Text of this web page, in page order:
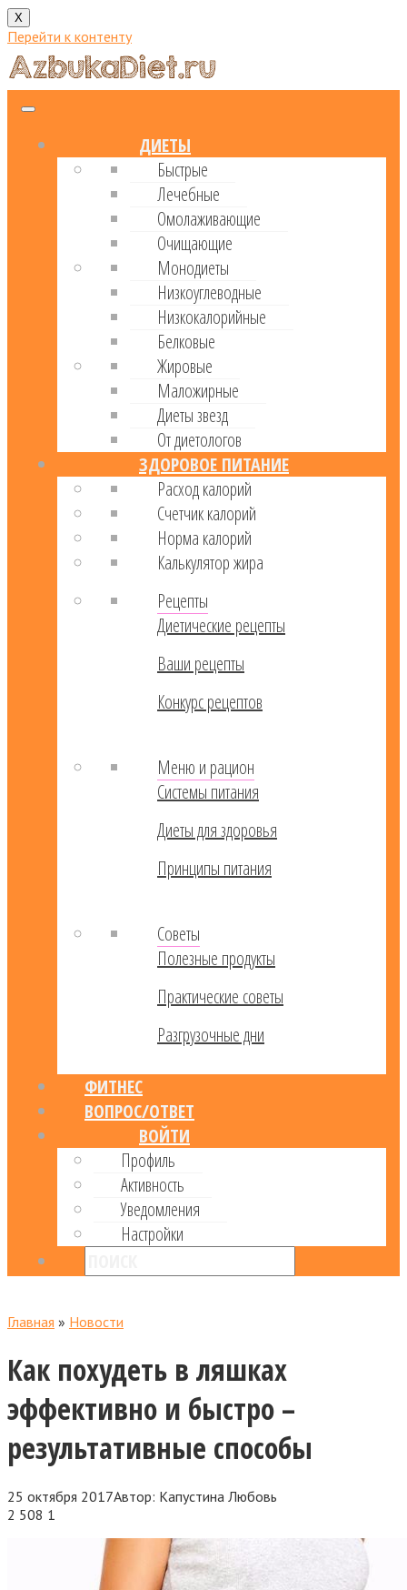
X
Перейти к контенту
ДИЕТЫ
Быстрые
Лечебные
Омолаживающие
Очищающие
Монодиеты
Низкоуглеводные
Низкокалорийные
Белковые
Жировые
Маложирные
Диеты звезд
От диетологов
ЗДОРОВОЕ ПИТАНИЕ
Расход калорий
Cчетчик калорий
Норма калорий
Калькулятор жира
Рецепты
Диетические рецепты
Ваши рецепты
Конкурс рецептов
Меню и рацион
Системы питания
Диеты для здоровья
Принципы питания
Советы
Полезные продукты
Практические советы
Разгрузочные дни
ФИТНЕС
ВОПРОС/ОТВЕТ
ВОЙТИ
Профиль
Активность
Уведомления
Настройки
Главная » Новости
Как похудеть в ляшках
эффективно и быстро –
результативные способы
25 октября 2017Автор: Капустина Любовь
2 508 1